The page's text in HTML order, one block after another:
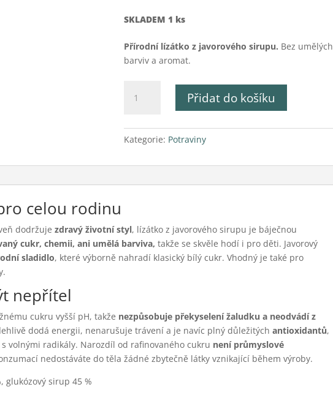
SKLADEM 1 ks
Přírodní lízátko z javorového sirupu. Bez umělých
barviv a aromat.
lízátko,
g
množství
Přidat do košíku
Kategorie: Potraviny
celou rodinu
dodržujezdravý životní styl, lízátko z javorového sirupu je báječnou
cukr, chemii, ani umělá barviva, takže se skvěle hodí i pro děti. Javorový
sladidlo, které výborně nahradí klasický bílý cukr. Vhodný je také pro
nepřítel
cukru vyšší pH, takže nezpůsobuje překyselení žaludku a neodvádí z
dodá energii, nenarušuje trávení a je navíc plný důležitýchantioxidantů,
volnými radikály. Narozdíl od rafinovaného cukru není průmyslové
nedostáváte do těla žádné zbytečně látky vznikající během výroby.
glukózový sirup 45 %